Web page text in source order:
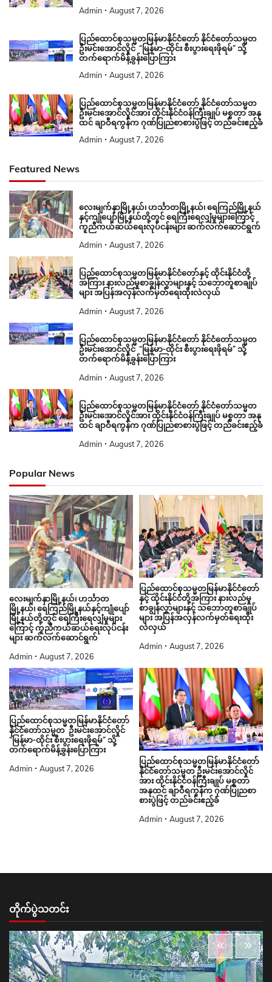
Admin August 7, 2026
ပြည်ထောင်စုသမ္မတမြန်မာနိုင်ငံတော် နိုင်ငံတော်သမ္မတ
ဦးမင်းအောင်လှိုင် “မြန်မာ-ထိုင်း စီးပွားရေးဖိုရမ်” သို့
တက်ရောက်မိန့်ခွန်းပြောကြား
Admin August 7, 2026
ပြည်ထောင်စုသမ္မတမြန်မာနိုင်ငံတော် နိုင်ငံတော်သမ္မတ
ဦးမင်းအောင်လှိုင်အား ထိုင်းနိုင်ငံဝန်ကြီးချုပ် မစ္စတာ အနု
ထင် ချာဝီရကွန်က ဂုဏ်ပြုညစာစားပွဲဖြင့် တည်ခင်းဧည့်ခံ
Admin August 7, 2026
Featured News
လေးမျက်နှာမြို့နယ်၊ ဟင်္သာတမြို့နယ်၊ ရေကြည်မြို့နယ်
နှင့်ကျုံပျော်မြို့နယ်တို့တွင် ရေကြီးရေလျှံမှုများကြောင့်
ကူညီကယ်ဆယ်ရေးလုပ်ငန်းများ ဆက်လက်ဆောင်ရွက်
Admin August 7, 2026
ပြည်ထောင်စုသမ္မတမြန်မာနိုင်ငံတော်နှင့် ထိုင်းနိုင်ငံတို့
အကြား နားလည်မှုစာချွန်လွှာများနှင့် သဘောတူစာချုပ်
များ အပြန်အလှန်လက်မှတ်ရေးထိုးလဲလှယ်
Admin August 7, 2026
ပြည်ထောင်စုသမ္မတမြန်မာနိုင်ငံတော် နိုင်ငံတော်သမ္မတ
ဦးမင်းအောင်လှိုင် “မြန်မာ-ထိုင်း စီးပွားရေးဖိုရမ်” သို့
တက်ရောက်မိန့်ခွန်းပြောကြား
Admin August 7, 2026
ပြည်ထောင်စုသမ္မတမြန်မာနိုင်ငံတော် နိုင်ငံတော်သမ္မတ
ဦးမင်းအောင်လှိုင်အား ထိုင်းနိုင်ငံဝန်ကြီးချုပ် မစ္စတာ အနု
ထင် ချာဝီရကွန်က ဂုဏ်ပြုညစာစားပွဲဖြင့် တည်ခင်းဧည့်ခံ
Admin August 7, 2026
Popular News
လေးမျက်နှာမြို့နယ်၊ ဟင်္သာတ
မြို့နယ်၊ ရေကြည်မြို့နယ်နှင့်ကျုံပျော်
မြို့နယ်တို့တွင် ရေကြီးရေလျှံမှုများ
ကြောင့် ကူညီကယ်ဆယ်ရေးလုပ်ငန်း
များ ဆက်လက်ဆောင်ရွက်
Admin August 7, 2026
ပြည်ထောင်စုသမ္မတမြန်မာနိုင်ငံတော်
နှင့် ထိုင်းနိုင်ငံတို့အကြား နားလည်မှု
စာချွန်လွှာများနှင့် သဘောတူစာချုပ်
များ အပြန်အလှန်လက်မှတ်ရေးထိုး
လဲလှယ်
Admin August 7, 2026
ပြည်ထောင်စုသမ္မတမြန်မာနိုင်ငံတော်
နိုင်ငံတော်သမ္မတ ဦးမင်းအောင်လှိုင်
“မြန်မာ-ထိုင်း စီးပွားရေးဖိုရမ်” သို့
တက်ရောက်မိန့်ခွန်းပြောကြား
Admin August 7, 2026
ပြည်ထောင်စုသမ္မတမြန်မာနိုင်ငံတော်
နိုင်ငံတော်သမ္မတ ဦးမင်းအောင်လှိုင်
အား ထိုင်းနိုင်ငံဝန်ကြီးချုပ် မစ္စတာ
အနုထင် ချာဝီရကွန်က ဂုဏ်ပြုညစာ
စားပွဲဖြင့် တည်ခင်းဧည့်ခံ
Admin August 7, 2026
တိုက်ပွဲသတင်း